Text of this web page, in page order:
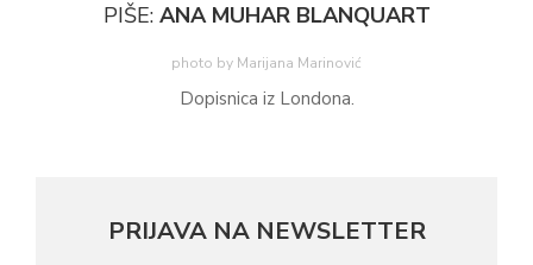
PIŠE: ANA MUHAR BLANQUART
photo by Marijana Marinović
Dopisnica iz Londona.
PRIJAVA NA NEWSLETTER